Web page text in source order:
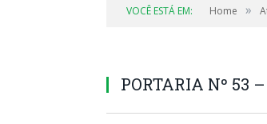
VOCÊ ESTÁ EM: Home »
PORTARIA Nº 53